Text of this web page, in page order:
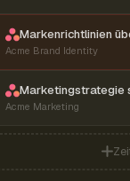
Markenrichtlinien
Acme Brand Identity
Marketingstrategie
Acme Marketing